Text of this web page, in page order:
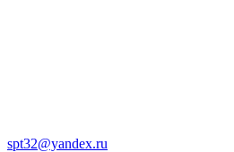
spt32@yandex.ru